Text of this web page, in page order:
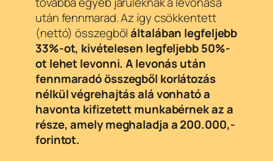
után fennmarad. Az így csökkentett
(nettó) összegbőláltalában legfeljebb
33%-ot, kivételesen legfeljebb 50%-
ot lehet levonni. A levonás után
fennmaradó összegből korlátozás
nélkül végrehajtás alá vonható a
havonta kifizetett munkabérnek az a
része, amely meghaladja a 200.000,-
forintot.